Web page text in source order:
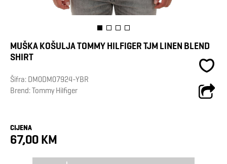
MUŠKA KOŠULJA TOMMY HILFIGER TJM LINEN BLEND
SHIRT
Šifra: DM0DM07924-YBR
Brend:Tommy Hilfiger
CIJENA
67,00 KM